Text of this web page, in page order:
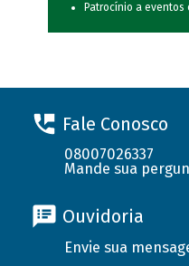
Patrocínio a eventos
Fale Conosco
08007026337
Mande sua
Ouvidoria
Envie sua